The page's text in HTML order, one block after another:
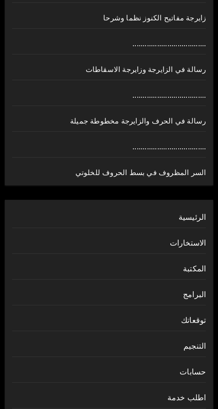
زايرجة مفاتيح الكنوز نظما وشرحا
....................................
رسالة في الزايرجة وزايرجة الاسقاطات
....................................
رسالة في الحرف والزايرجة مخطوطة جميلة
....................................
السر المظروف في بسط الحروف للخلوتي
الرئيسية
الاستخارات
المكتبة
البرامج
توقعاتك
التنجيم
حسابات
اطلب خدمة